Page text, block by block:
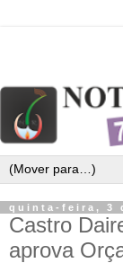
quinta-feira, 3
Castro
aprova